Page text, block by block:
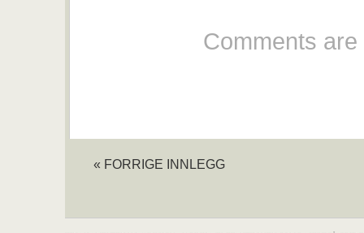
Comments
« FORRIGE INNLEGG